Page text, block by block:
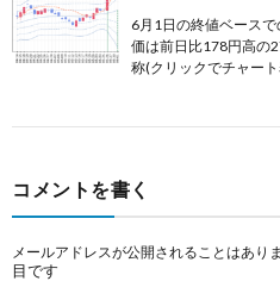
6月1日の終値ベース
価は前日比178円高の
称(クリックでチャー
コメントを書く
メールアドレスが公開されることはありま
目です